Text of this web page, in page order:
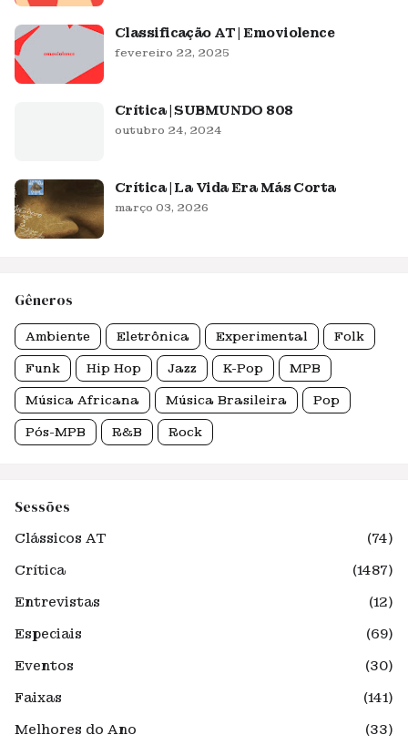
Classificação AT | Emoviolence
fevereiro 22, 2025
Crítica | SUBMUNDO 808
outubro 24, 2024
Crítica | La Vida Era Más Corta
março 03, 2026
Gêneros
Ambiente Eletrônica Experimental Folk
Funk Hip Hop Jazz K-Pop MPB
Música Africana Música Brasileira Pop
Pós-MPB R&B Rock
Sessões
Clássicos AT
(74)
Crítica
(1487)
Entrevistas
(12)
Especiais
(69)
Eventos
(30)
Faixas
(141)
Melhores do Ano
(33)